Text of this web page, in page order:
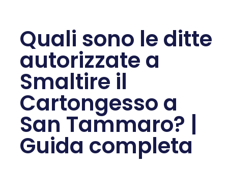
Quali sono le ditte
autorizzate a
Smaltire il
Cartongesso a
San Tammaro? |
Guida completa